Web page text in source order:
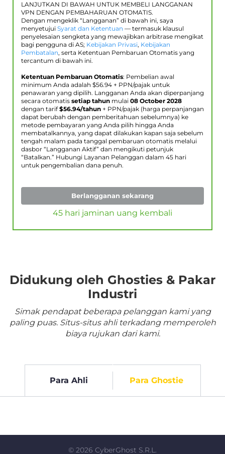
LANJUTKAN DI BAWAH UNTUK MEMBELI LANGGANAN
VPN DENGAN PEMBAHARUAN OTOMATIS.
Dengan mengeklik “Langganan” di bawah ini, saya
menyetujui Syarat dan Ketentuan — termasuk klausul
penyelesaian sengketa yang mewajibkan arbitrase mengikat
bagi pengguna di AS; Kebijakan Privasi, Kebijakan
Pembatalan, serta Ketentuan Pembaruan Otomatis yang
tercantum di bawah ini.
Ketentuan Pembaruan Otomatis: Pembelian awal
minimum Anda adalah $56.94 + PPN/pajak untuk
penawaran yang dipilih. Langganan Anda akan diperpanjang
secara otomatis setiap tahun mulai 08 October 2028
dengan tarif$56.94/tahun + PPN/pajak (harga perpanjangan
dapat berubah dengan pemberitahuan sebelumnya) ke
metode pembayaran yang Anda pilih hingga Anda
membatalkannya, yang dapat dilakukan kapan saja sebelum
tengah malam pada tanggal pembaruan otomatis melalui
dasbor “Langganan Aktif” dan mengikuti petunjuk
“Batalkan.” Hubungi Layanan Pelanggan dalam 45 hari
untuk pengembalian dana penuh.
Berlangganan sekarang
45 hari jaminan uang kembali
Didukung oleh Ghosties & Pakar
Industri
Simak pendapat beberapa pelanggan kami yang
paling puas. Situs-situs ahli terkadang memperoleh
biaya rujukan dari kami.
Para Ahli Para Ghostie
© 2026 CyberGhost S.R.L.